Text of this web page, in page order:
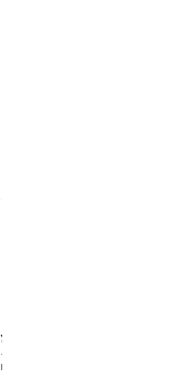
¥
デニムワンピース 古典
的レトロガーリーワンピ